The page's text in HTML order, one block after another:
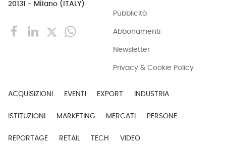
20131 - Milano (ITALY)
Pubblicità
Abbonamenti
Newsletter
Privacy & Cookie Policy
ACQUISIZIONI EVENTI EXPORT INDUSTRIA
ISTITUZIONI MARKETING MERCATI PERSONE
REPORTAGE RETAIL TECH VIDEO